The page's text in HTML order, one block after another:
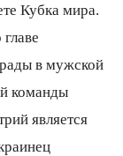
Кубка мира.
в мужской
команды
является